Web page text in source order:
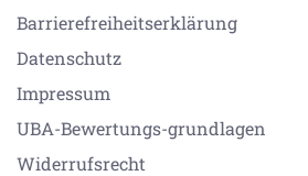
Barrierefreiheitserklärung
Datenschutz
Impressum
UBA-Bewertungs-grundlagen
Widerrufsrecht